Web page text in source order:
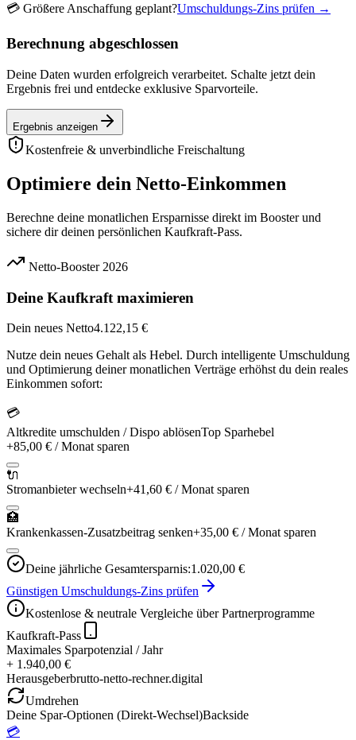
💳 Größere Anschaffung geplant?Umschuldungs-Zins prüfen →
Berechnung abgeschlossen
Deine Daten wurden erfolgreich verarbeitet. Schalte jetzt dein
Ergebnis frei und entdecke exklusive Sparvorteile.
Ergebnis anzeigen
Kostenfreie & unverbindliche Freischaltung
Optimiere dein Netto-Einkommen
Berechne deine monatlichen Ersparnisse direkt im Booster und
sichere dir deinen persönlichen Kaufkraft-Pass.
Netto-Booster 2026
Deine Kaufkraft maximieren
Dein neues Netto4.122,15 €
Nutze dein neues Gehalt als Hebel. Durch intelligente Umschuldung
und Optimierung deiner monatlichen Verträge erhöhst du dein reales
Einkommen sofort:
💳
Altkredite umschulden / Dispo ablösenTop Sparhebel
+85,00 € / Monat sparen
🔌
Stromanbieter wechseln+41,60 € / Monat sparen
🏥
Krankenkassen-Zusatzbeitrag senken+35,00 € / Monat sparen
Deine jährliche Gesamtersparnis:1.020,00 €
Günstigen Umschuldungs-Zins prüfen
Kostenlose & neutrale Vergleiche über Partnerprogramme
Kaufkraft-Pass
Maximales Sparpotenzial / Jahr
+ 1.940,00 €
Herausgeberbrutto-netto-rechner.digital
Umdrehen
Deine Spar-Optionen (Direkt-Wechsel)Backside
💳